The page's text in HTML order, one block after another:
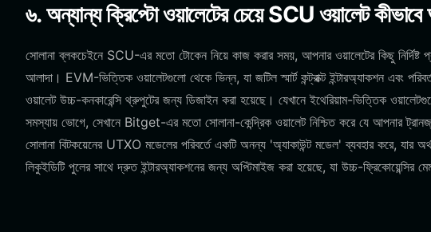
৬. অন্যান্য ক্রিপ্টো ওয়ালেটের চেয়ে SCU ওয়ালেট কীভাবে
সোলানা ব্লকচেইনে SCU-এর মতো টোকেন নিয়ে কাজ করার সময়, আপনার ওয়ালেটের কিছু নির্দিষ্ট
আলাদা। EVM-ভিত্তিক ওয়ালেটগুলো থেকে ভিন্ন, যা জটিল স্মার্ট কন্ট্রাক্ট ইন্টারঅ্যাকশন এবং
ওয়ালেট উচ্চ-কনকারেন্সি থ্রুপুটের জন্য ডিজাইন করা হয়েছে। যেখানে ইথেরিয়াম-ভিত্তিক
সমস্যায় ভোগে, সেখানে Bitget-এর মতো সোলানা-কেন্দ্রিক ওয়ালেট নিশ্চিত করে যে আপনার
সোলানা বিটকয়েনের UTXO মডেলের পরিবর্তে একটি অনন্য 'অ্যাকাউন্ট মডেল' ব্যবহার করে, যার
লিকুইডিটি পুলের সাথে দ্রুত ইন্টারঅ্যাকশনের জন্য অপ্টিমাইজ করা হয়েছে, যা উচ্চ-ফ্রিকোয়েন্সির